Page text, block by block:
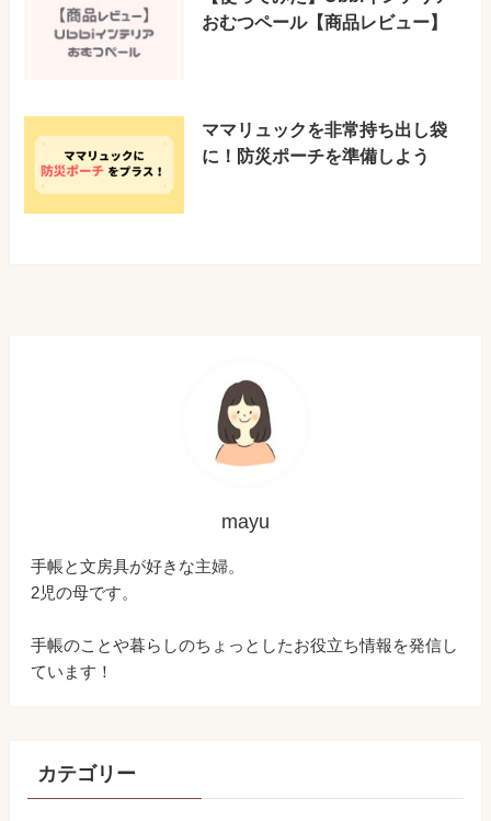
おむつペール【商品レビュー】
ママリュックを非常持ち出し袋
に！防災ポーチを準備しよう
mayu
手帳と文房具が好きな主婦。
2児の母です。
手帳のことや暮らしのちょっとしたお役立ち情報を発信し
ています！
カテゴリー